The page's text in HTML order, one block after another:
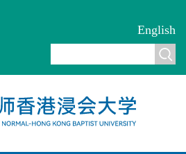
English